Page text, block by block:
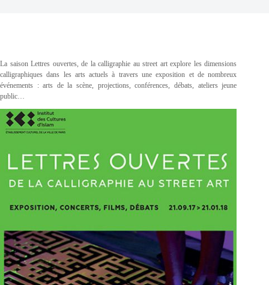
La saison Lettres ouvertes, de la calligraphie au street art explore les dimensions
calligraphiques dans les arts actuels à travers une exposition et de nombreux
événements : arts de la scène, projections, conférences, débats, ateliers jeune
public…